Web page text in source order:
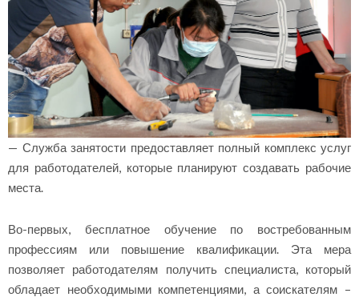
— Служба занятости предоставляет полный комплекс услуг
для работодателей, которые планируют создавать рабочие
места.
Во-первых, бесплатное обучение по востребованным
профессиям или повышение квалификации. Эта мера
позволяет работодателям получить специалиста, который
обладает необходимыми компетенциями, а соискателям –